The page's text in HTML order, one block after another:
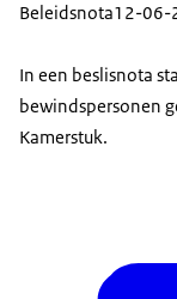
Beleidsnota12-06-
In een beslisnota
bewindspersonen
Kamerstuk.